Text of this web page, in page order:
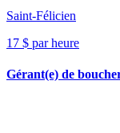
Saint-Félicien
17 $ par heure
Gérant(e) de